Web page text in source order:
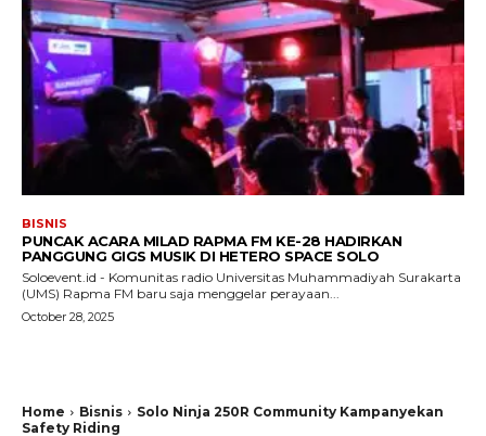
BISNIS
PUNCAK ACARA MILAD RAPMA FM KE-28 HADIRKAN
PANGGUNG GIGS MUSIK DI HETERO SPACE SOLO
Soloevent.id - Komunitas radio Universitas Muhammadiyah Surakarta
(UMS) Rapma FM baru saja menggelar perayaan...
October 28, 2025